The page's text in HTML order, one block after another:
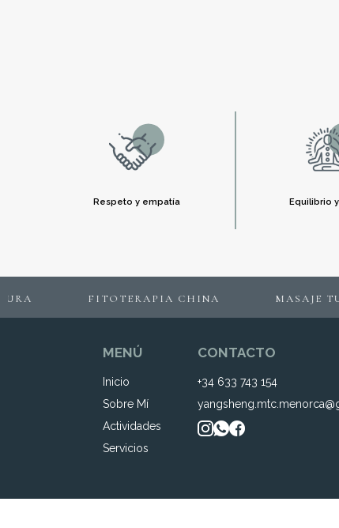
Respeto y empatía Equilibrio
FITOTERAPIA CHINA MASAJE
MENÚ
Inicio
Sobre Mí
Actividades
Servicios
CONTACTO
+34 633 743 154